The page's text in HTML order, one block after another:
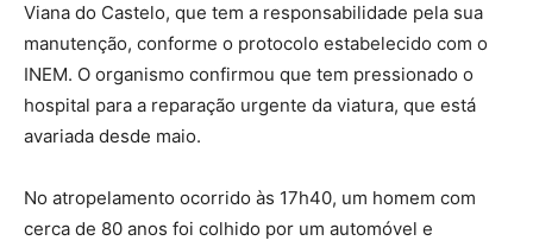
Viana do Castelo, que tem a responsabilidade pela sua
manutenção, conforme o protocolo estabelecido com o
INEM. O organismo confirmou que tem pressionado o
hospital para a reparação urgente da viatura, que está
avariada desde maio.
No atropelamento ocorrido às 17h40, um homem com
cerca de 80 anos foi colhido por um automóvel e